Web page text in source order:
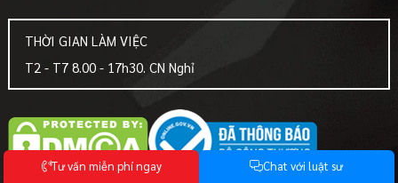
THỜI GIAN LÀM VIỆC
T2 - T7 8.00 - 17h30. CN Nghỉ
Tưvấn miễn phíngay Chat với luật sư